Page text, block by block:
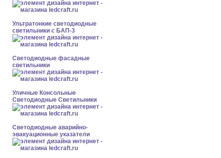
Ультратонкие светодиодные
светильники с БАП-3
Светодиодные фасадные
светильники
Уличные Консольные
Светодиодные Светильники
Светодиодные аварийно-
эвакуационные указатели